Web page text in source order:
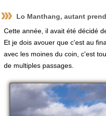
Lo Manthang, autant
Cette année, il avait été décidé
Et je dois avouer que c'est au
avec les moines du coin, c'est
de multiples passages.